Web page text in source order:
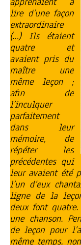
lire d’une façon
extraordinaire
(…) Ils étaient
quatre et
avaient pris du
maître une
même leçon ;
afin de
l’inculquer
parfaitement
dans leur
mémoire, de
répéter les
précédentes qui
leur avaient été
l’un d’eux
ligne de la
deux font
une chanson.
de leçon pour
même temps,